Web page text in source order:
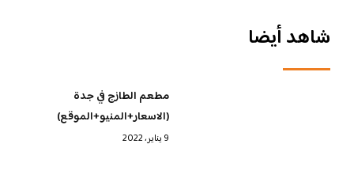
شاهد أيضا
مطعم الطازج في جدة
(الاسعار+المنيو+الموقع)
9 يناير، 2022